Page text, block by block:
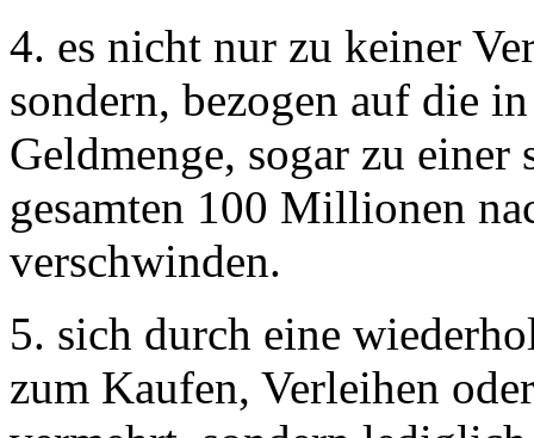
4. es nicht nur zu keiner
sondern, bezogen auf die
Geldmenge, sogar zu
gesamten 100 Millionen
verschwinden.
5. sich durch eine
zum Kaufen, Verleihen